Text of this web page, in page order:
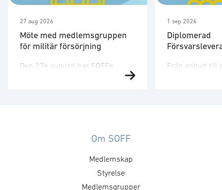
27 aug 2026
Möte med medlemsgruppen
för militär försörjning
Den 27e augusti har SOFFs
rör upphandling, försörjningssäkerhet och
tonvikt på samverkan med FMV
och Försvarsmakten. Gruppen
behandlar både nuvarande och
1 sep 2026
Diplomerad
Från anbud till
Om SOFF
Medlemskap
Styrelse
Medlemsgrupper